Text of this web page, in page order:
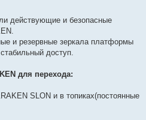
действующие и безопасные
и резервные зеркала платформы
доступ.
для перехода:
SLON и в топиках(постоянные